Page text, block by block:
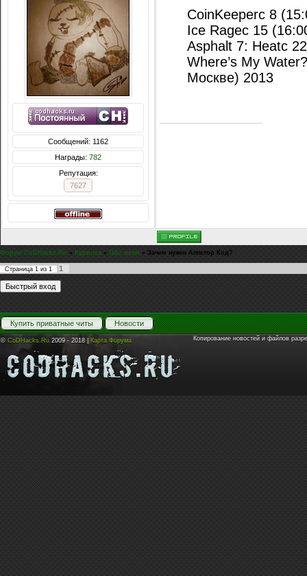
Сообщений: 1162
Награды: 782
Репутация:
7627
CoinKeeperс 8
Ice Rageс 15
Asphalt 7: Heatс
Where’s My Water?
Москве) 2013
Форум CoDHacks.Ru » Курилка » Обо всем » Зачем нужен Аппстор Код?
Страница 1 из 1 1
Купить приватные читы Новости
© CoDHacks.Ru 2009 - 2018 | Карта Форума Копирование новостей и файлов